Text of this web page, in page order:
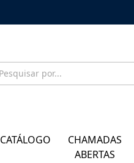
CATÁLOGO
CHAMADAS
ABERTAS